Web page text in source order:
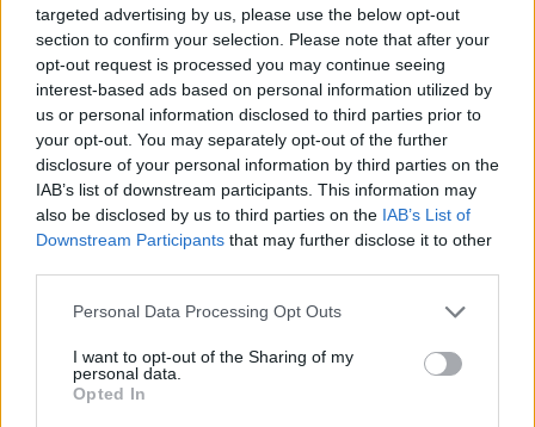
targeted advertising by us, please use the below opt-out
section to confirm your selection. Please note that after your
opt-out request is processed you may continue seeing
interest-based ads based on personal information utilized by
us or personal information disclosed to third parties prior to
your opt-out. You may separately opt-out of the further
disclosure of your personal information by third parties on the
IAB’s list of downstream participants. This information may
also be disclosed by us to third parties on the IAB’s List of
Downstream Participants that may further disclose it to other
Personal Data Processing Opt Outs
I want to opt-out of the Sharing of my
personal data.
Opted In
ΕΟΠΥΥ: Κανονικά τον Αύγουστο η υπηρεσία
ΕΠΙΚΑΙΡΌΤΗΤΑ 03/08/2026 - 15:48